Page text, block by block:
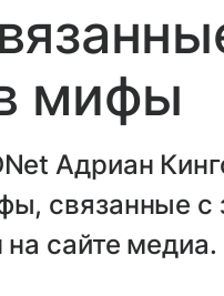
мифы
Адриан
связанные с
сайте медиа.